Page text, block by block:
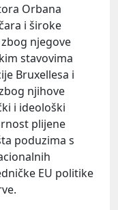
Orbana
i široke
njegove
stavovima
Bruxellesa i
njihove
i ideološki
plijene
poduzima s
EU politike